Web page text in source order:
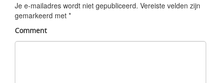
Je e-mailadres wordt niet gepubliceerd. Vereiste velden zijn
gemarkeerd met *
Comment